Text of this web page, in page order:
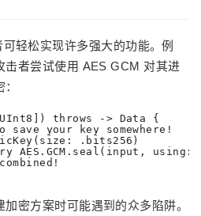
轻松实现许多强大的功能。例
击者尝试使用 AES GCM 对其进
throws -> Data {
save your key somewhere!
.bits256)
AES.GCM.seal(input, using:
密方案时可能遇到的众多陷阱。